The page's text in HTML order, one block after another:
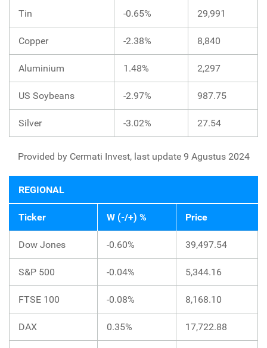
Tin -0.65% 29,991
Copper -2.38% 8,840
Aluminium 1.48% 2,297
US Soybeans -2.97% 987.75
Silver -3.02% 27.54
Provided by Cermati Invest, last update 9 Agustus 2024
REGIONAL
Ticker W (-/+) % Price
Dow Jones -0.60% 39,497.54
S&P 500 -0.04% 5,344.16
FTSE 100 -0.08% 8,168.10
DAX 0.35% 17,722.88